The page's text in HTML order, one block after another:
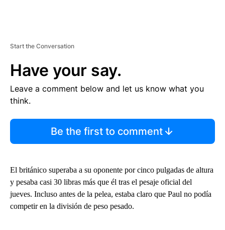
Start the Conversation
Have your say.
Leave a comment below and let us know what you
think.
Be the first to comment
El británico superaba a su oponente por cinco pulgadas de altura
y pesaba casi 30 libras más que él tras el pesaje oficial del
jueves. Incluso antes de la pelea, estaba claro que Paul no podía
competir en la división de peso pesado.